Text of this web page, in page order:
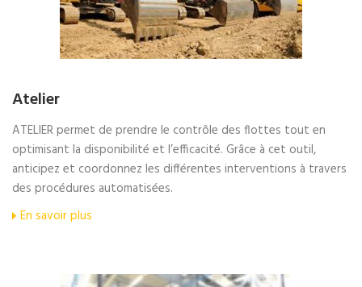
Atelier
ATELIER permet de prendre le contrôle des flottes tout en
optimisant la disponibilité et l’efficacité. Grâce à cet outil,
anticipez et coordonnez les différentes interventions à travers
des procédures automatisées.
En savoir plus